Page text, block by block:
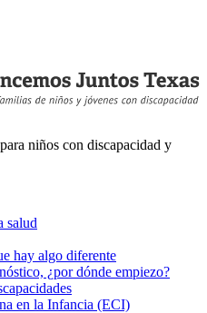
niños con discapacidad y
salud
hay algo diferente
¿por dónde empiezo?
en la Infancia (ECI)